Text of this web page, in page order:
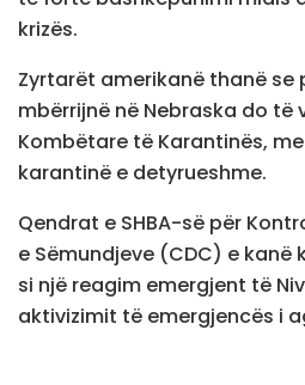
krizës.
Zyrtarët amerikanë thanë se
mbërrijnë në Nebraska do të
Kombëtare të Karantinës,
karantinë e detyrueshme.
Qendrat e SHBA-së për
e Sëmundjeve (CDC) e
si një reagim emergjent të
aktivizimit të emergjencës i